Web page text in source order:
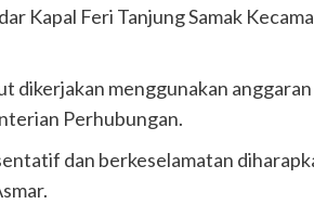
Kapal Feri Tanjung Samak
dikerjakan menggunakan
Perhubungan.
dan berkeselamatan